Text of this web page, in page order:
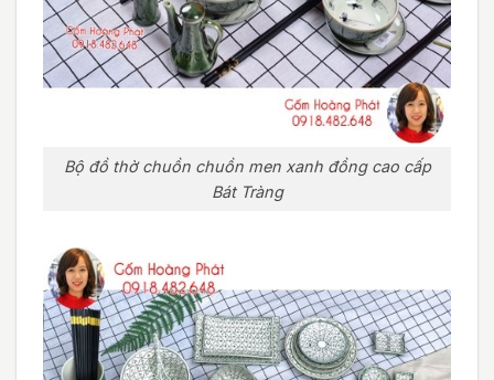
Bộ đồ thờ chuồn chuồn men xanh đồng cao cấp
Bát Tràng